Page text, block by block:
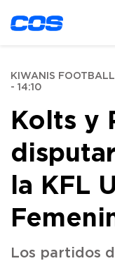
KIWANIS
- 14:10
Kolts y
la KFL
Los partidos